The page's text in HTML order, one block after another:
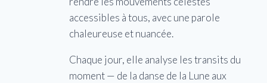
accessibles à tous, avec une parole
chaleureuse et nuancée.
Chaque jour, elle analyse les transits du
moment — de la danse de la Lune aux